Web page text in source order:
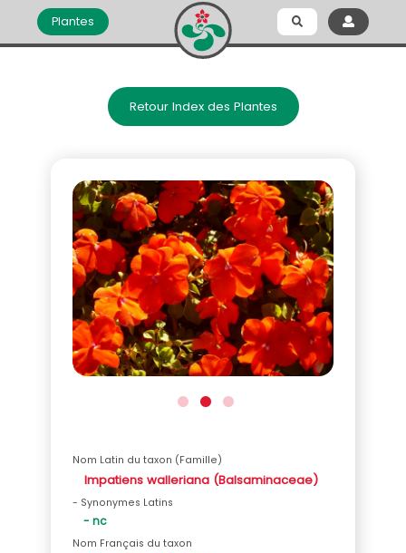
Plantes
Retour Index des Plantes
Nom Latin du taxon (Famille)
Impatiens walleriana (Balsaminaceae)
- Synonymes Latins
- nc
Nom Français du taxon